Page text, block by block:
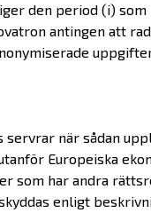
den period (i)
antingen att
när sådan
Europeiska
har andra
enligt